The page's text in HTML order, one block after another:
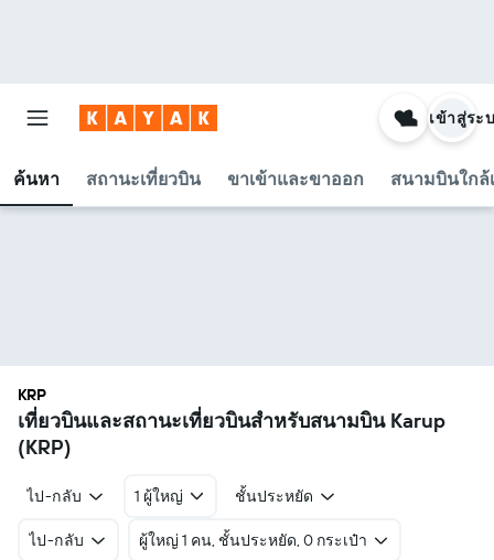
ค้นหา สถานะเที่ยวบิน ขาเข้าและขาออก สนามบินใกล้
เข้าสู่ระ
KRP
เที่ยวบินและสถานะเที่ยวบินสำหรับสนามบิน Karup
(KRP)
ไป-กลับ 1 ผู้ใหญ่ ชั้นประหยัด
ไป-กลับ ผู้ใหญ่ 1 คน, ชั้นประหยัด, 0 กระเป๋า